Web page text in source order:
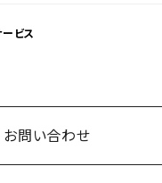
ビス
お問い合わせ